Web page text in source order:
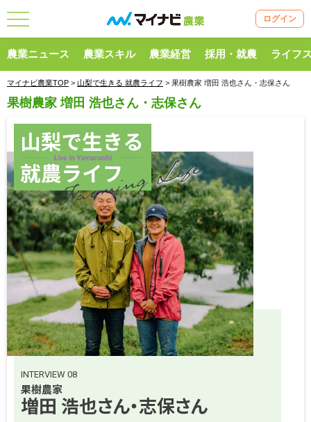
ログイン
農業ニュース 農業スキル 農業経営 採用・就農 ライフ
マイナビ農業TOP > 山梨で生きる 就農ライフ > 果樹農家 増田 浩也さん・志保さん
果樹農家 増田 浩也さん・志保さん
INTERVIEW 08
果樹農家
増田 浩也さん・志保さん